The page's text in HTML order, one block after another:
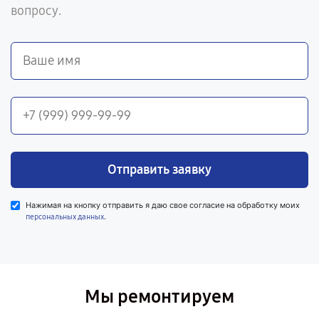
вопросу.
Отправить заявку
Нажимая на кнопку отправить я даю свое согласие на обработку моих
персональных данных.
Мы ремонтируем